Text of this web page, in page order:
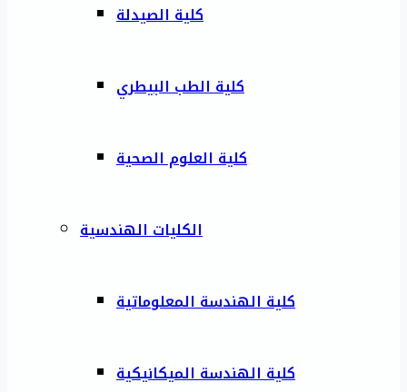
كلية الصيدلة
كلية الطب البيطري
كلية العلوم الصحية
الكليات الهندسية
كلية الهندسة المعلوماتية
كلية الهندسة الميكانيكية